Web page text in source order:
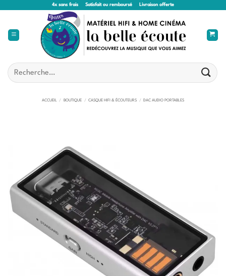
4x sans frais Satisfait ou remboursé Livraison offerte
Recherche
pour :
ACCUEIL / BOUTIQUE / CASQUE HIFI & ÉCOUTEURS / DAC AUDIO PORTABLES